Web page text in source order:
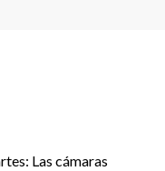
Las cámaras